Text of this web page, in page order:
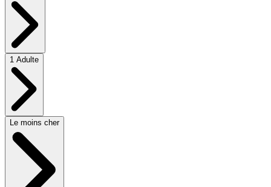
1 Adulte
Le moins cher